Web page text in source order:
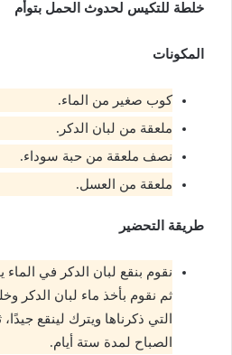
خلطة للتكيس لحدوث الحمل بتوأم
المكونات
كوب صغير من الماء.
ملعقة من لبان الدكر.
نصف ملعقة من حبة سوداء.
ملعقة من العسل.
طريقة التحضير
نقوم بنقع لبان الدكر في
ثم نقوم بأخذ ماء لبان الدكر
التي ذكرناها ويترك لينقع
الصباح لمدة ستة أيام.